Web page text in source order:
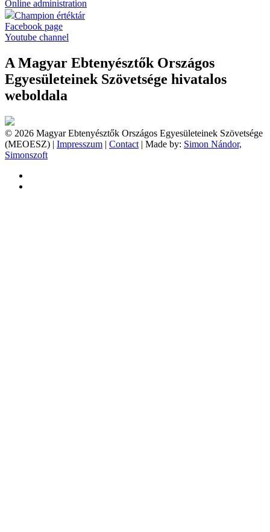
Online administration
Champion értéktár
Facebook page
Youtube channel
A Magyar Ebtenyésztők Országos
Egyesületeinek Szövetsége hivatalos
weboldala
© 2026 Magyar Ebtenyésztők Országos Egyesületeinek Szövetsége
(MEOESZ) | Impresszum | Contact | Made by: Simon Nándor,
Simonszoft